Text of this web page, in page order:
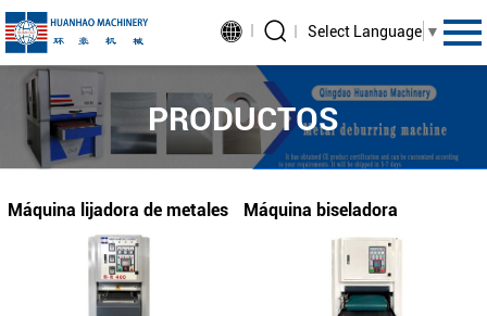
Select Language ▼
PRODUCTOS
Máquina lijadora de metales Máquina biseladora